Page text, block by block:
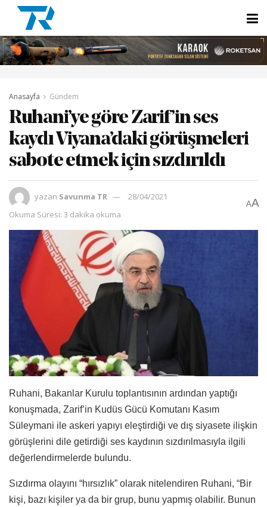
Anasayfa Gündem
Ruhani’ye göre Zarif’in ses
kaydı Viyana’daki görüşmeleri
sabote etmek için sızdırıldı
yazan Savunma TR
28/04/2021
Okuma Süresi: 3 dakika okuma
AA
Ruhani, Bakanlar Kurulu toplantısının ardından yaptığı
konuşmada, Zarif’in Kudüs Gücü Komutanı Kasım
Süleymani ile askeri yapıyı eleştirdiği ve dış siyasete ilişkin
görüşlerini dile getirdiği ses kaydının sızdırılmasıyla ilgili
değerlendirmelerde bulundu.
Sızdırma olayını “hırsızlık” olarak nitelendiren Ruhani, “Bir
kişi, bazı kişiler ya da bir grup, bunu yapmış olabilir. Bunun